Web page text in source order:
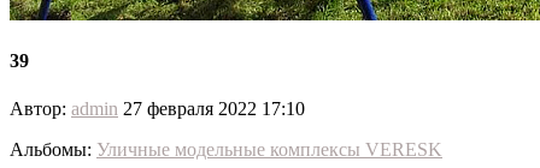
39
Автор: admin 27 февраля 2022 17:10
Альбомы: Уличные модельные комплексы VERESK